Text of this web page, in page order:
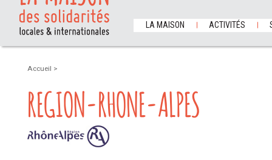
LA MAISON ACTIVITÉS
Accueil >
REGION-RHONE-ALPES